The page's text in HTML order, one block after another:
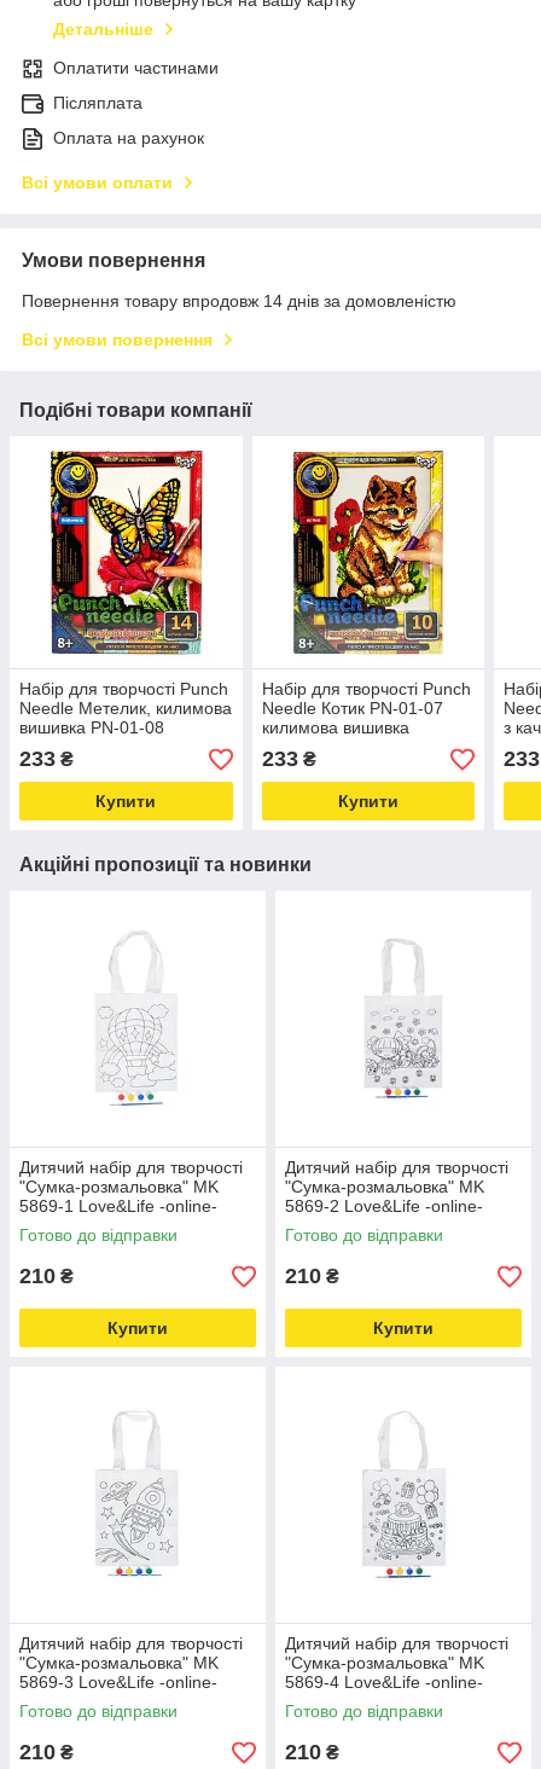
Детальніше
Оплатити частинами
Післяплата
Оплата на рахунок
Всі умови оплати
Умови повернення
Повернення товару впродовж 14 днів за домовленістю
Всі умови повернення
Подібні товари компанії
Набір для творчості Punch
Needle Метелик, килимова
вишивка PN-01-08
Love&Life -online-
multimarket-
233 ₴
Купити
Набір для творчості Punch
Needle Котик PN-01-07
килимова вишивка
Love&Life -online-
multimarket-
233₴
Купити
з
233
Акційні пропозиції та новинки
Дитячий набір для творчості
"Сумка-розмальовка" MK
5869-1 Love&Life -online-
multimarket-
Готово до відправки
210 ₴
Купити
Дитячий набір для творчості
"Сумка-розмальовка" MK
5869-2 Love&Life -online-
multimarket-
Готово до відправки
210 ₴
Купити
Дитячий набір для творчості
"Сумка-розмальовка" MK
5869-3 Love&Life -online-
multimarket-
Готово до відправки
210 ₴
Дитячий набір для творчості
"Сумка-розмальовка" MK
5869-4 Love&Life -online-
multimarket-
Готово до відправки
210 ₴